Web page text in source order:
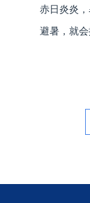
赤日炎炎
避暑，就会